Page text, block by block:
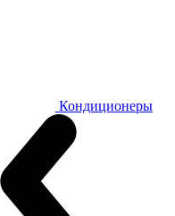
Кондиционеры